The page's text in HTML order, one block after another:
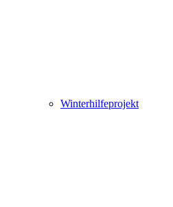
Winterhilfeprojekt